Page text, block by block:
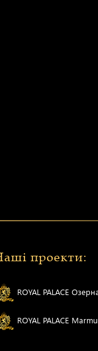
проекти:
ROYAL PALACE
ROYAL PALACE